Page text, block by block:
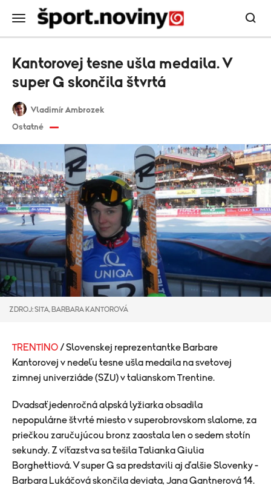
Vladimír Ambrozek
Ostatné
Kantorovej tesne ušla medaila. V
super G skončila štvrtá
ZDROJ: SITA, BARBARA KANTOROVÁ
TRENTINO / Slovenskej reprezentantke Barbare
Kantorovej v nedeľu tesne ušla medaila na svetovej
zimnej univerziáde (SZU) v talianskom Trentine.
Dvadsaťjedenročná alpská lyžiarka obsadila
nepopulárne štvrté miesto v superobrovskom slalome, za
priečkou zaručujúcou bronz zaostala len o sedem stotín
sekundy. Z víťazstva sa tešila Talianka Giulia
Borghettiová. V super G sa predstavili aj ďalšie Slovenky -
Barbara Lukáčová skončila deviata, Jana Gantnerová 14.